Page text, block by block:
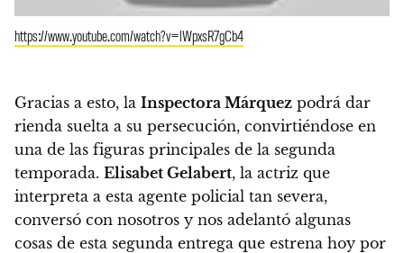
https://www.youtube.com/watch?v=lWpxsR7gCb4
Gracias a esto, la Inspectora Márquez podrá dar
rienda suelta a su persecución, convirtiéndose en
una de las figuras principales de la segunda
temporada. Elisabet Gelabert, la actriz que
interpreta a esta agente policial tan severa,
conversó con nosotros y nos adelantó algunas
cosas de esta segunda entrega que estrena hoy por